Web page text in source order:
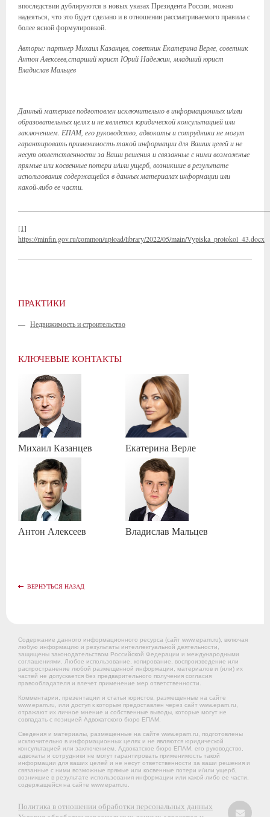
впоследствии дублируются в новых указах Президента России, можно
надеяться, что это будет сделано и в отношении рассматриваемого правила с
более ясной формулировкой.
Авторы: партнер Михаил Казанцев, советник Екатерина Верле, советник
Антон Алексеев,старший юрист Юрий Надежин, младший юрист
Владислав Мальцев
Данный материал подготовлен исключительно в информационных и/или
образовательных целях и не является юридической консультацией или
заключением. ЕПАМ, его руководство, адвокаты и сотрудники не могут
гарантировать применимость такой информации для Ваших целей и не
несут ответственности за Ваши решения и связанные с ними возможные
прямые или косвенные потери и/или ущерб, возникшие в результате
использования содержащейся в данных материалах информации или
какой-либо ее части.
[1]
https://minfin.gov.ru/common/upload/library/2022/05/main/Vypiska_protokol_43.docx
ПРАКТИКИ
— Недвижимость и строительство
КЛЮЧЕВЫЕ КОНТАКТЫ
МихаилКазанцев Екатерина Верле
Антон Алексеев Владислав Мальцев
ВЕРНУТЬСЯ НАЗАД
Содержание данного информационного ресурса (сайт www.epam.ru), включая
любую информацию и результаты интеллектуальной деятельности,
защищены законодательством Российской Федерации и международными
соглашениями. Любое использование, копирование, воспроизведение или
распространение любой размещенной информации, материалов и (или) их
частей не допускается без предварительного получения согласия
правообладателя и влечет применение мер ответственности.
Комментарии, презентации и статьи юристов, размещенные на сайте
www.epam.ru, или доступ к которым предоставлен через сайт www.epam.ru,
отражают их личное мнение и собственные выводы, которые могут не
совпадать с позицией Адвокатского бюро ЕПАМ.
Сведения и материалы, размещенные на сайте www.epam.ru, подготовлены
исключительно в информационных целях и не являются юридической
консультацией или заключением. Адвокатское бюро ЕПАМ, его руководство,
адвокаты и сотрудники не могут гарантировать применимость такой
информации для ваших целей и не несут ответственности за ваши решения и
связанные с ними возможные прямые или косвенные потери и/или ущерб,
возникшие в результате использования информации или какой-либо ее части,
содержащейся на сайте www.epam.ru.
Политика в отношении обработки персональных данных